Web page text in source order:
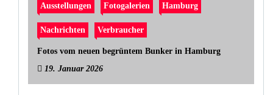
Ausstellungen Fotogalerien Hamburg
Nachrichten Verbraucher
Fotos vom neuen begrüntem Bunker in Hamburg
19. Januar 2026